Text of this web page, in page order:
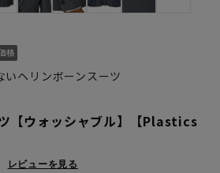
いヘリンボーンスーツ
【ウォッシャブル】【Plastics
レビューを見る